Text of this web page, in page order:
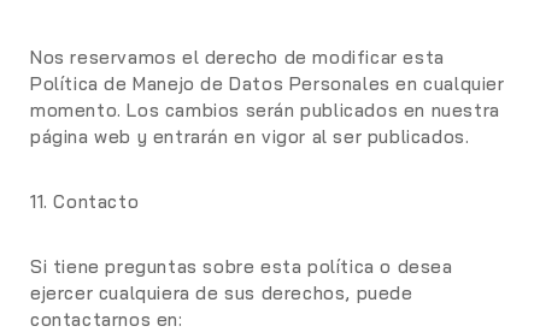
Nos reservamos el derecho de modificar esta
Política de Manejo de Datos Personales en cualquier
momento. Los cambios serán publicados en nuestra
página web y entrarán en vigor al ser publicados.
11. Contacto
Si tiene preguntas sobre esta política o desea
ejercer cualquiera de sus derechos, puede
contactarnos en: